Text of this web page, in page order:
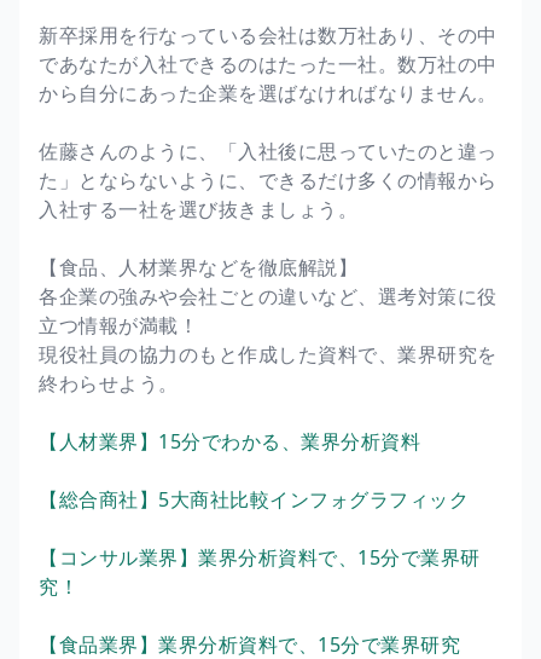
新卒採用を行なっている会社は数万社あり、その中
であなたが入社できるのはたった一社。数万社の中
から自分にあった企業を選ばなければなりません。
佐藤さんのように、「入社後に思っていたのと違っ
た」とならないように、できるだけ多くの情報から
入社する一社を選び抜きましょう。
【食品、人材業界などを徹底解説】
各企業の強みや会社ごとの違いなど、選考対策に役
立つ情報が満載！
現役社員の協力のもと作成した資料で、業界研究を
終わらせよう。
【人材業界】15分でわかる、業界分析資料
【総合商社】5大商社比較インフォグラフィック
【コンサル業界】業界分析資料で、15分で業界研
究！
【食品業界】業界分析資料で、15分で業界研究